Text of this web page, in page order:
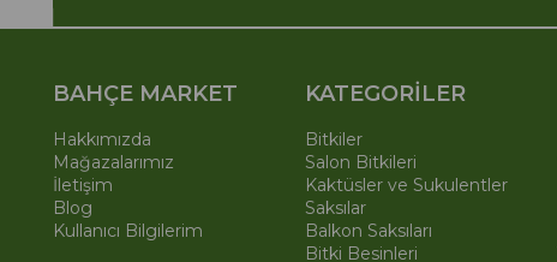
BAHÇE MARKET
Hakkımızda
Mağazalarımız
İletişim
Blog
Kullanıcı Bilgilerim
KATEGORİLER
Bitkiler
Salon Bitkileri
Kaktüsler ve Sukulentler
Saksılar
Balkon Saksıları
Bitki Besinleri